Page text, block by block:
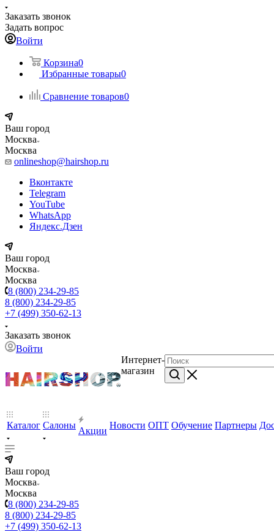
Заказать звонок
Задать вопрос
Войти
Корзина0
Избранные товары0
Сравнение товаров0
Ваш город
Москва
Москва
onlineshop@hairshop.ru
Вконтакте
Telegram
YouTube
WhatsApp
Яндекс.Дзен
Ваш город
Москва
Москва
8 (800) 234-29-85
8 (800) 234-29-85
+7 (499) 350-62-13
Заказать звонок
Войти
Интернет-
магазин
Каталог Салоны
Акции
Новости ОПТ Обучение Партнеры
Ваш город
Москва
Москва
8 (800) 234-29-85
8 (800) 234-29-85
+7 (499) 350-62-13